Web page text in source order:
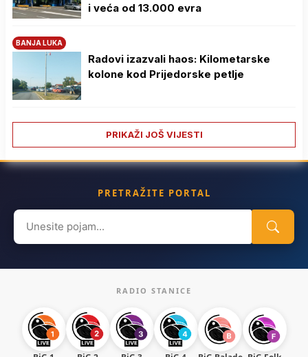
i veća od 13.000 evra
BANJA LUKA
Radovi izazvali haos: Kilometarske
kolone kod Prijedorske petlje
PRIKAŽI JOŠ VIJESTI
PRETRAŽITE PORTAL
Search
for:
RADIO STANICE